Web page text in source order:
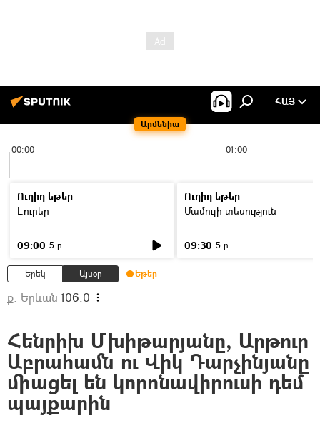
Արմենիա
ՀԱՅ
00:00 01:00
Ուղիղ եթեր
Լուրեր
09:00 5 ր
Ուղիղ եթեր
Մամուլի տեսություն
09:30 5 ր
Երեկ Այսօր Եթեր
ք. Երևան 106.0
Հենրիխ Մխիթարյանը, Արթուր
Աբրահամն ու Վիկ Դարչինյանը
միացել են կորոնավիրուսի դեմ
պայքարին